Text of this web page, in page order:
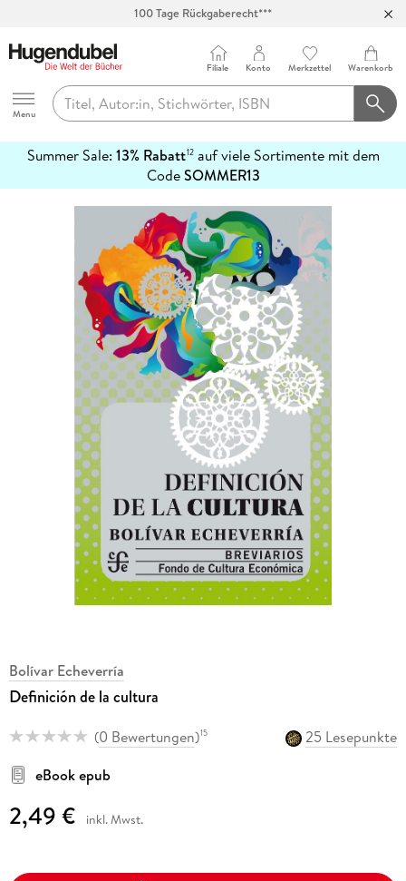
100 Tage Rückgaberecht***
Hugendubel
Menu
Filiale Konto Merkzettel Warenkorb
Summer Sale: 13% Rabatt12auf viele Sortimente mit dem
CodeSOMMER13
erfahren
Bolívar Echeverría
Definición de la cultura
(0 Bewertungen)15
25 Lesepunkte
eBook epub
2,49 € inkl. Mwst.